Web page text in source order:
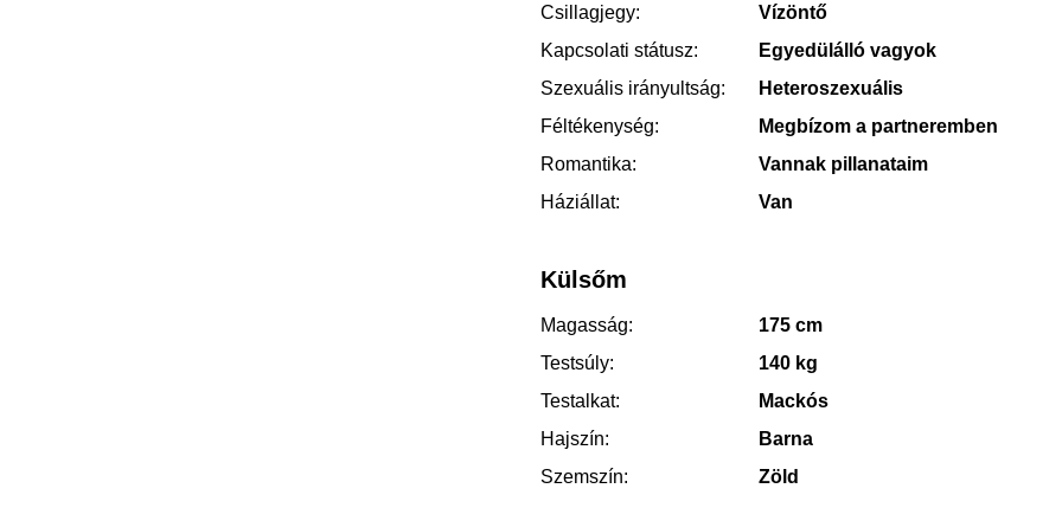
Csillagjegy:
Vízöntő
Kapcsolati státusz:
Egyedülálló vagyok
Szexuális irányultság:
Heteroszexuális
Féltékenység:
Megbízom a partneremben
Romantika:
Vannak pillanataim
Háziállat:
Van
Külsőm
Magasság:
175 cm
Testsúly:
140 kg
Testalkat:
Mackós
Hajszín:
Barna
Szemszín:
Zöld